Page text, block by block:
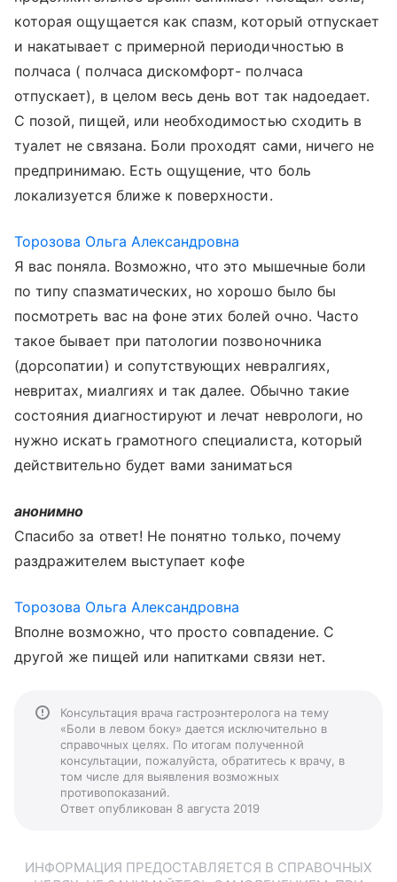
которая ощущается как спазм, который отпускает
и накатывает с примерной периодичностью в
полчаса ( полчаса дискомфорт- полчаса
отпускает), в целом весь день вот так надоедает.
С позой, пищей, или необходимостью сходить в
туалет не связана. Боли проходят сами, ничего не
предпринимаю. Есть ощущение, что боль
локализуется ближе к поверхности.
Торозова Ольга Александровна
Я вас поняла. Возможно, что это мышечные боли
по типу спазматических, но хорошо было бы
посмотреть вас на фоне этих болей очно. Часто
такое бывает при патологии позвоночника
(дорсопатии) и сопутствующих невралгиях,
невритах, миалгиях и так далее. Обычно такие
состояния диагностируют и лечат неврологи, но
нужно искать грамотного специалиста, который
действительно будет вами заниматься
анонимно
Спасибо за ответ! Не понятно только, почему
раздражителем выступает кофе
Торозова Ольга Александровна
Вполне возможно, что просто совпадение. С
другой же пищей или напитками связи нет.
Консультация врача гастроэнтеролога на тему
«Боли в левом боку» дается исключительно в
справочных целях. По итогам полученной
консультации, пожалуйста, обратитесь к врачу, в
том числе для выявления возможных
противопоказаний.
Ответ опубликован 8 августа 2019
ИНФОРМАЦИЯ ПРЕДОСТАВЛЯЕТСЯ В СПРАВОЧНЫХ